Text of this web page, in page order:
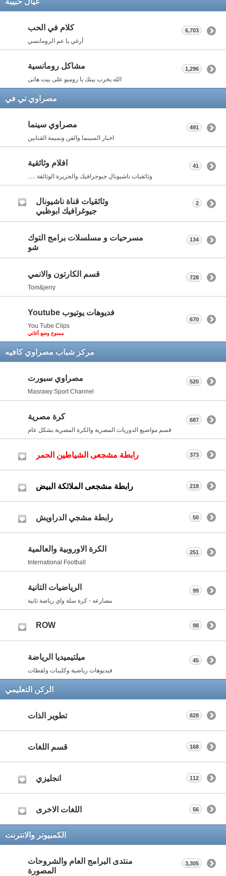
كلام في الحب
أرغي يا عم الرومانسي
6,703
مشاكل رومانسية
الله يخرب بيتك يا روميو على بيت هانى
1,296
مصراوي تي في
مصراوي سينما
اخبار السينما والفن ونميمة القنانين
491
افلام وثائقية
وثائقيات ناشيونال جيوجرافيك والجزيرة الوثائقة .....
41
وثائقيات قناة ناشيونال
جيوغرافيك ابوظبي
2
مسرحيات و مسلسلات برامج التوك
شو
134
قسم الكارتون والانمي
Tom&jerry
728
فديوهات يوتيوب Youtube
You Tube Clips
ممنوع وضع أغاني
670
مركز شباب مصراوي كافيه
مصراوي سبورت
Masrawy Sport Channel
520
كرة مصرية
قسم مواضيع الدوريات المصرية والكرة المصرية بشكل عام
687
رابطة مشجعى الشياطين الحمر 373
رابطة مشجعى الملائكة البيض 218
رابطة مشجي الدراويش 50
الكرة الاوروبية والعالمية
International Football
251
الرياضيات التانية
مصارعه - كرة سلة واي رياضة تانية
99
ROW 98
ميلتيميديا الرياضة
فيديوهات رياضية وكليبات ولقطات
45
الركن التعليمي
تطوير الذات 828
قسم اللغات 168
انجليزي 112
اللغات الاخرى 56
الكمبيوتر والانترنت
منتدى البرامج العام والشروحات
المصورة
3,305